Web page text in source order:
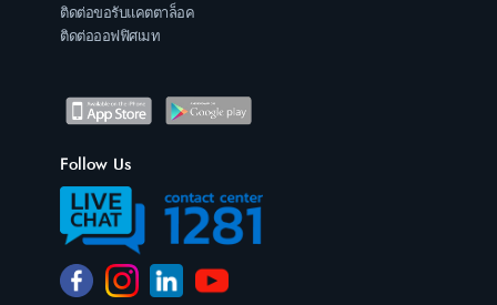
ติดต่อขอรับแคตตาล็อค
ติดต่อออฟฟิศเมท
Follow Us